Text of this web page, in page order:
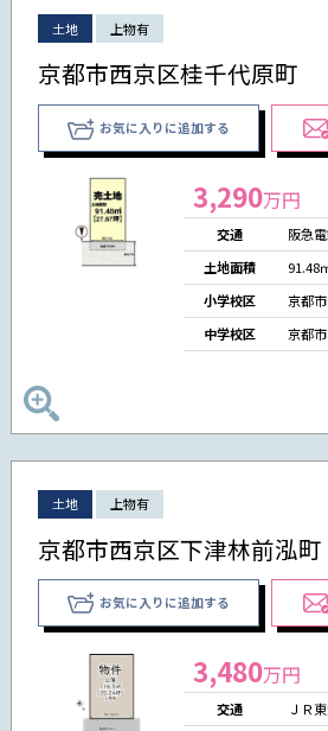
土地 上物有
京都市西京区桂千代原町
お気に入りに追加する
3,290万円
交通
阪急
土地面積
91.48
小学校区
京都
中学校区
京都
土地 上物有
京都市西京区下津林前泓町
お気に入りに追加する
3,480万円
交通
ＪＲ